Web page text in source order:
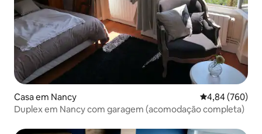
Casa em Nancy Classificação
4,84 (760)
Duplex em Nancy com garagem (acomodação completa)